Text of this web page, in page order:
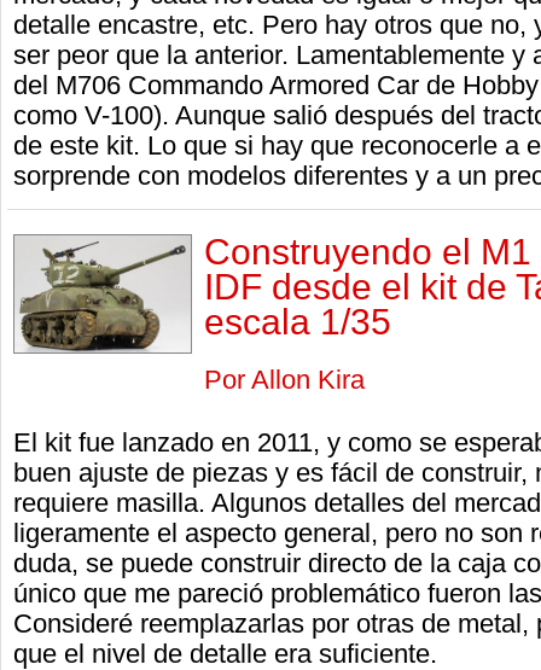
detalle encastre, etc. Pero hay otros que no,
ser peor que la anterior. Lamentablemente y
del M706 Commando Armored Car de
como V-100). Aunque salió después del
de este kit. Lo que si hay que reconocerle a
sorprende con modelos diferentes y a un
Construyendo el
IDF desde el kit de
escala 1/35
Por Allon Kira
El kit fue lanzado en 2011, y como se
buen ajuste de piezas y es fácil de construir,
requiere masilla. Algunos detalles del
ligeramente el aspecto general, pero no son
duda, se puede construir directo de la caja
único que me pareció problemático fueron
Consideré reemplazarlas por otras de
que el nivel de detalle era suficiente.